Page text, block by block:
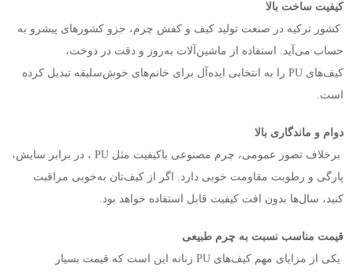
کیفیت ساخت بالا
کشور ترکیه در صنعت تولید کیف و کفش چرم، جزو کشورهای پیشرو به
حساب می‌آید. استفاده از ماشین‌آلات به‌روز و دقت در دوخت،
کیف‌های PU را به انتخابی ایده‌آل برای خانم‌های خوش‌سلیقه تبدیل کرده
است.
دوام و ماندگاری بالا
برخلاف تصور عمومی، چرم مصنوعی باکیفیت مثل PU ، در برابر سایش،
پارگی و رطوبت مقاومت خوبی دارد. اگر از کیف‌تان به‌خوبی مراقبت
کنید، سال‌ها بدون افت کیفیت قابل استفاده خواهد بود.
قیمت مناسب نسبت به چرم طبیعی
یکی از مزایای مهم کیف‌های PU زنانه این است که قیمت بسیار